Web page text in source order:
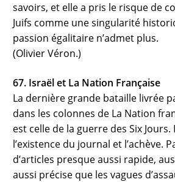
savoirs, et elle a pris le risque de
Juifs comme une singularité
passion égalitaire n’admet plus.
(Olivier Véron.)
67. Israël et La Nation Française
La dernière grande bataille livrée
dans les colonnes de La Nation
est celle de la guerre des Six Jours.
l’existence du journal et l’achève.
d’articles presque aussi rapide,
aussi précise que les vagues